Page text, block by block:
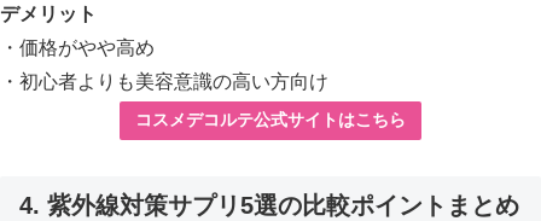
デメリット
・価格がやや高め
・初心者よりも美容意識の高い方向け
コスメデコルテ公式サイトはこちら
4. 紫外線対策サプリ5選の比較ポイントまとめ